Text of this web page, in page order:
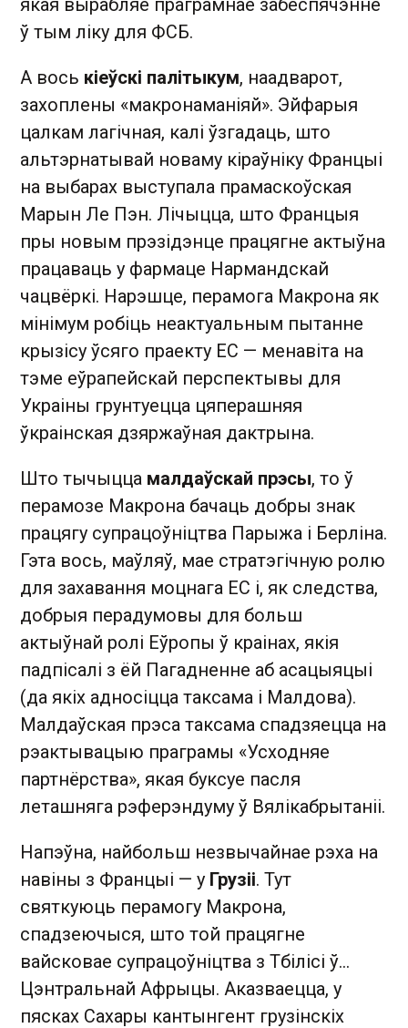
ў тым ліку для ФСБ.
А вось кіеўскі палітыкум, наадварот,
захоплены «макронаманіяй». Эйфарыя
цалкам лагічная, калі ўзгадаць, што
альтэрнатывай новаму кіраўніку Францыі
на выбарах выступала прамаскоўская
Марын Ле Пэн. Лічыцца, што Францыя
пры новым прэзідэнце працягне актыўна
працаваць у фармаце Нармандскай
чацвёркі. Нарэшце, перамога Макрона як
мінімум робіць неактуальным пытанне
крызісу ўсяго праекту ЕС — менавіта на
тэме еўрапейскай перспектывы для
Украіны грунтуецца цяперашняя
ўкраінская дзяржаўная дактрына.
Што тычыцца малдаўскай прэсы, то ў
перамозе Макрона бачаць добры знак
працягу супрацоўніцтва Парыжа і Берліна.
Гэта вось, маўляў, мае стратэгічную ролю
для захавання моцнага ЕС і, як следства,
добрыя перадумовы для больш
актыўнай ролі Еўропы ў краінах, якія
падпісалі з ёй Пагадненне аб асацыяцыі
(да якіх адносіцца таксама і Малдова).
Малдаўская прэса таксама спадзяецца на
рэактывацыю праграмы «Усходняе
партнёрства», якая буксуе пасля
леташняга рэферэндуму ў Вялікабрытаніі.
Напэўна, найбольш незвычайнае рэха на
навіны з Францыі — у Грузіі. Тут
святкуюць перамогу Макрона,
спадзеючыся, што той працягне
вайсковае супрацоўніцтва з Тбілісі ў…
Цэнтральнай Афрыцы. Аказваецца, у
пясках Сахары кантынгент грузінскіх